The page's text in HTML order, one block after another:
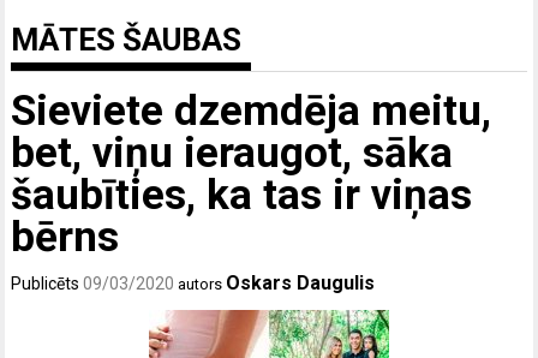
MĀTES ŠAUBAS
Sieviete dzemdēja meitu,
bet, viņu ieraugot, sāka
šaubīties, ka tas ir viņas
bērns
Publicēts09/03/2020 autors Oskars Daugulis